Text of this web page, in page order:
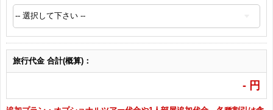
旅行代金 合計(概算)：
- 円